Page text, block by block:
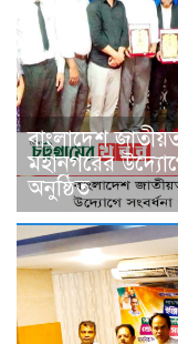
বাংলাদেশ
মহানগরের
অনুষ্ঠিত